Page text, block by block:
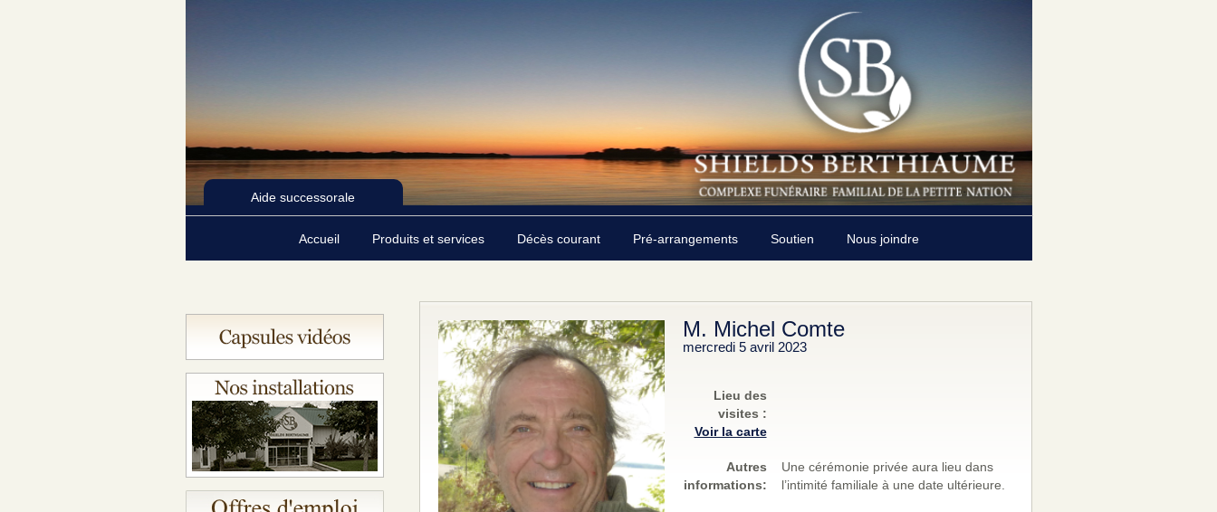
Aide successorale
Accueil Produits et services Décès courant Pré-arrangements Soutien Nous joindre
M. Michel Comte
mercredi 5 avril 2023
Lieu des
visites :
Voir la carte
Autres
informations:
Une cérémonie privée aura lieu dans
l’intimité familiale à une date ultérieure.